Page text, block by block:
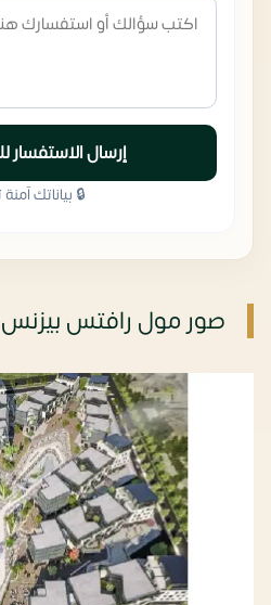
إرسال الاستفسار
🔒 بياناتك
صور مول رافتس بيزنس